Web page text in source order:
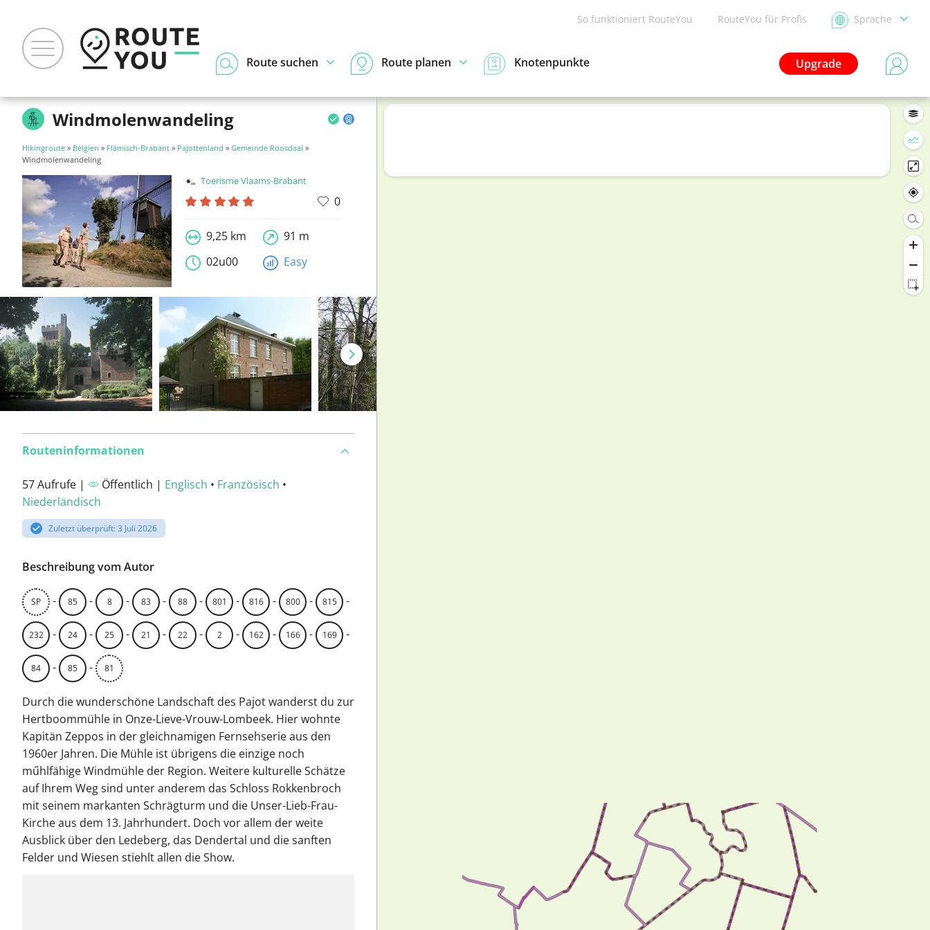
So funktioniert RouteYou RouteYou für Profis Sprache
Upgrade
Route suchen Route planen Knotenpunkte
Windmolenwandeling
Hikingroute » Belgien » Flämisch-Brabant » Pajottenland » Gemeinde Roosdaal »
Windmolenwandeling
Toerisme Vlaams-Brabant
0
9,25 km
91 m
02u00
Easy
Routeninformationen
57 Aufrufe | Öffentlich | Englisch • Französisch •
Niederländisch
Zuletzt überprüft: 3 Juli 2026
Beschreibung vom Autor
SP - 85 - 8 - 83 - 88 - 801 - 816 - 800 - 815 -
232 - 24 - 25 - 21 - 22 - 2 - 162 - 166 - 169 -
84 - 85 - 81
Durch die wunderschöne Landschaft des Pajot wanderst du zur
Hertboommühle in Onze-Lieve-Vrouw-Lombeek. Hier wohnte
Kapitän Zeppos in der gleichnamigen Fernsehserie aus den
1960er Jahren. Die Mühle ist übrigens die einzige noch
műhlfähige Windmühle der Region. Weitere kulturelle Schätze
auf Ihrem Weg sind unter anderem das Schloss Rokkenbroch
mit seinem markanten Schrägturm und die Unser-Lieb-Frau-
Kirche aus dem 13. Jahrhundert. Doch vor allem der weite
Ausblick über den Ledeberg, das Dendertal und die sanften
Felder und Wiesen stiehlt allen die Show.